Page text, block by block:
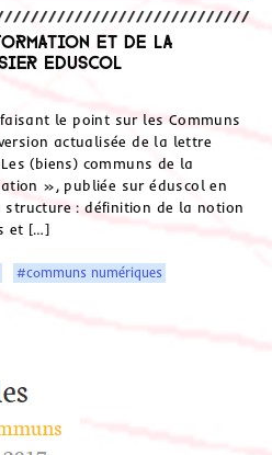
et de la
Eduscol
le point sur les Communs
actualisée de la lettre
(biens) communs de la
», publiée sur éduscol en
: définition de la notion
et […]
#communs numériques